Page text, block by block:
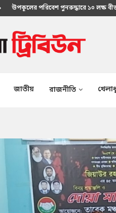
মানবিক সেবায় উপকূলবাসীর আস্থার
জাতীয় রাজনীতি